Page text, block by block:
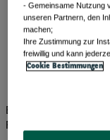
Ein führender
Reichweite
- Gemeinsame Nutzung
unseren Partnern, den
machen;
Ihre Zustimmung zur
freiwillig und kann
Cookie Bestimmungen